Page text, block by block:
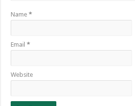
Name*
Email*
Website